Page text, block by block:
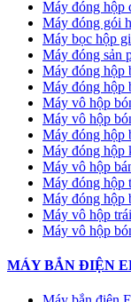
Máy đóng hộp
Máy đóng gói
Máy bọc hộp
Máy đóng sản
Máy đóng hộp
Máy đóng hộp
Máy vô hộp
Máy vô hộp
Máy đóng hộp
Máy đóng hộp
Máy vô hộp
Máy đóng hộp
Máy đóng hộp
Máy vô hộp
Máy vô hộp
MÁY BẮN ĐIỆN